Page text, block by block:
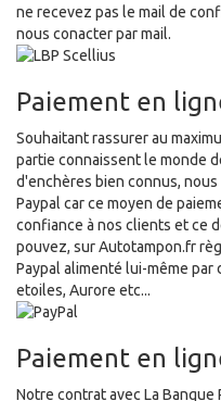
ne recevez pas le mail de
nous conacter par mail.
Paiement en
Souhaitant rassurer au
partie connaissent le monde
d'enchères bien connus,
Paypal car ce moyen de
confiance à nos clients et ce
pouvez, sur Autotampon.fr
Paypal alimenté lui-même par
etoiles, Aurore etc...
Paiement en
Notre contrat avec La